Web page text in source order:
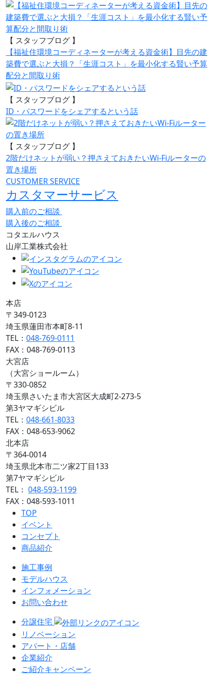
【 スタッフブログ 】
【福祉住環境コーディネーターが考える資金術】目先の建
築費で選ぶと大損？「生涯コスト」を最小化する賢い予算
配分と間取り術
【 スタッフブログ 】
ID・パスワードをシェアするという話
【 スタッフブログ 】
2階だけネットが弱い？押さえておきたいWi-Fiルーターの
置き場所
CUSTOMER SERVICE
カスタマーサービス
購入前のご相談
購入後のご相談
コタエルハウス
山岸工業株式会社
本店
〒349-0123
埼玉県蓮田市本町8-11
TEL： 048-769-0111
FAX：048-769-0113
大宮店
（大宮ショールーム）
〒330-0852
埼玉県さいたま市大宮区大成町2-273-5
第3ヤマギシビル
TEL： 048-661-8033
FAX：048-653-9062
北本店
〒364-0014
埼玉県北本市二ツ家2丁目133
第7ヤマギシビル
TEL： 048-593-1199
FAX：048-593-1011
TOP
イベント
コンセプト
商品紹介
施工事例
モデルハウス
インフォメーション
お問い合わせ
分譲住宅
リノベーション
アパート・店舗
企業紹介
ご紹介キャンペーン